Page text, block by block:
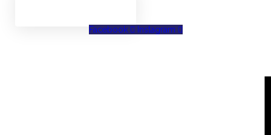
Facebook Instagram